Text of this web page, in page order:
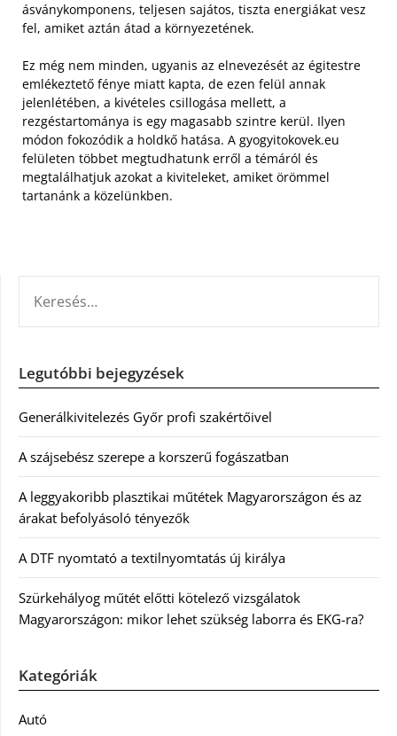
ásványkomponens, teljesen sajátos, tiszta energiákat vesz
fel, amiket aztán átad a környezetének.
Ez még nem minden, ugyanis az elnevezését az égitestre
emlékeztető fénye miatt kapta, de ezen felül annak
jelenlétében, a kivételes csillogása mellett, a
rezgéstartománya is egy magasabb szintre kerül. Ilyen
módon fokozódik a holdkő hatása. A gyogyitokovek.eu
felületen többet megtudhatunk erről a témáról és
megtalálhatjuk azokat a kiviteleket, amiket örömmel
tartanánk a közelünkben.
Legutóbbi bejegyzések
Generálkivitelezés Győr profi szakértőivel
A szájsebész szerepe a korszerű fogászatban
A leggyakoribb plasztikai műtétek Magyarországon és az
árakat befolyásoló tényezők
A DTF nyomtató a textilnyomtatás új királya
Szürkehályog műtét előtti kötelező vizsgálatok
Magyarországon: mikor lehet szükség laborra és EKG-ra?
Kategóriák
Autó